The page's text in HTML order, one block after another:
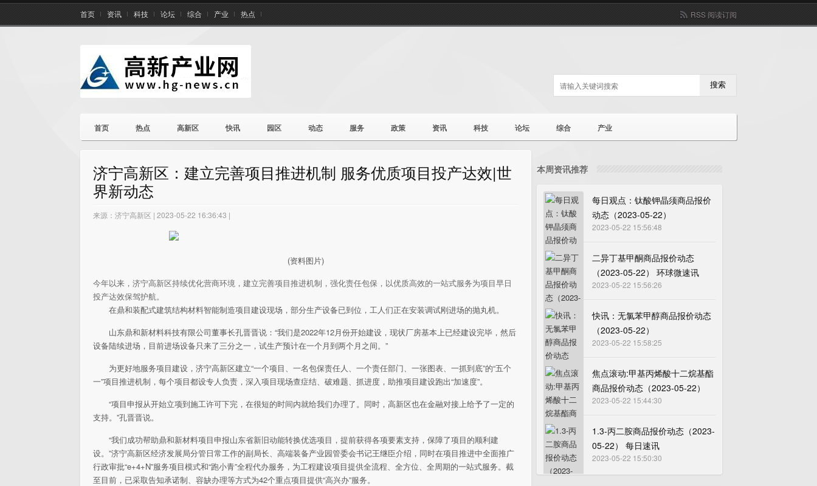
首页 资讯 科技 论坛 综合 产业 热点 RSS 阅读订阅
搜索
首页 热点 高新区 快讯 园区 动态 服务 政策 资讯 科技 论坛 综合 产业
济宁高新区：建立完善项目推进机制 服务优质项目投产达效|世
界新动态
来源：济宁高新区 | 2023-05-22 16:36:43 |
(资料图片)
今年以来，济宁高新区持续优化营商环境，建立完善项目推进机制，强化责任包保，以优质高效的一站式服务为项目早日
投产达效保驾护航。
在鼎和装配式建筑结构材料智能制造项目建设现场，部分生产设备已到位，工人们正在安装调试刚进场的抛丸机。
山东鼎和新材料科技有限公司董事长孔晋晋说：“我们是2022年12月份开始建设，现状厂房基本上已经建设完毕，然后
设备陆续进场，目前进场设备只来了三分之一，试生产预计在一个月到两个月之间。”
为更好地服务项目建设，济宁高新区建立“一个项目、一名包保责任人、一个责任部门、一张图表、一抓到底”的“五个
一”项目推进机制，每个项目都设专人负责，深入项目现场查症结、破难题、抓进度，助推项目建设跑出“加速度”。
“项目申报从开始立项到施工许可下完，在很短的时间内就给我们办理了。同时，高新区也在金融对接上给予了一定的
支持。”孔晋晋说。
“我们成功帮助鼎和新材料项目申报山东省新旧动能转换优选项目，提前获得各项要素支持，保障了项目的顺利建
设。”济宁高新区经济发展局分管日常工作的副局长、高端装备产业园管委会书记王继臣介绍，同时在项目推进中全面推广
行政审批“e+4+N”服务项目模式和“跑小青”全程代办服务，为工程建设项目提供全流程、全方位、全周期的一站式服务。截
至目前，已采取告知承诺制、容缺办理等方式为42个重点项目提供“高兴办”服务。
本周资讯推荐
每日观点：钛酸钾晶须商品报价
动态（2023-05-22）
2023-05-22 15:56:48
二异丁基甲酮商品报价动态
（2023-05-22） 环球微速讯
2023-05-22 15:56:26
快讯：无氯苯甲醇商品报价动态
（2023-05-22）
2023-05-22 15:58:25
焦点滚动:甲基丙烯酸十二烷基酯
商品报价动态（2023-05-22）
2023-05-22 15:44:30
1.3-丙二胺商品报价动态（2023-
05-22） 每日速讯
2023-05-22 15:50:30